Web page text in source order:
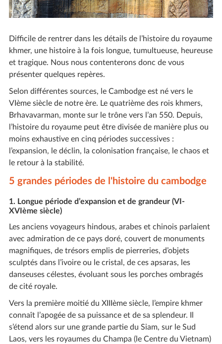
Difficile de rentrer dans les détails de l’histoire du royaume
khmer, une histoire à la fois longue, tumultueuse, heureuse
et tragique. Nous nous contenterons donc de vous
présenter quelques repères.
Selon différentes sources, le Cambodge est né vers le
VIème siècle de notre ère. Le quatrième des rois khmers,
Brhavavarman, monte sur le trône vers l’an 550. Depuis,
l’histoire du royaume peut être divisée de manière plus ou
moins exhaustive en cinq périodes successives :
l’expansion, le déclin, la colonisation française, le chaos et
le retour à la stabilité.
5 grandes périodes de l'histoire du cambodge
1. Longue période d’expansion et de grandeur (VI-
XVIème siècle)
Les anciens voyageurs hindous, arabes et chinois parlaient
avec admiration de ce pays doré, couvert de monuments
magnifiques, de trésors emplis de pierreries, d’objets
sculptés dans l’ivoire ou le cristal, de ces apsaras, les
danseuses célestes, évoluant sous les porches ombragés
de cité royale.
Vers la première moitié du XIIIème siècle, l’empire khmer
connaît l’apogée de sa puissance et de sa splendeur. Il
s’étend alors sur une grande partie du Siam, sur le Sud
Laos, vers les royaumes du Champa (le Centre du Vietnam)